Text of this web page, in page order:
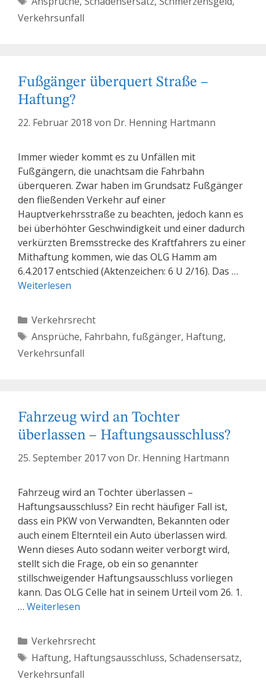
Verkehrsunfall
Fußgänger überquert Straße –
Haftung?
22. Februar 2018 von Dr. Henning Hartmann
Immer wieder kommt es zu Unfällen mit
Fußgängern, die unachtsam die Fahrbahn
überqueren. Zwar haben im Grundsatz Fußgänger
den fließenden Verkehr auf einer
Hauptverkehrsstraße zu beachten, jedoch kann es
bei überhöhter Geschwindigkeit und einer dadurch
verkürzten Bremsstrecke des Kraftfahrers zu einer
Mithaftung kommen, wie das OLG Hamm am
6.4.2017 entschied (Aktenzeichen: 6 U 2/16). Das …
Weiterlesen
Kategorien
Verkehrsrecht
Schlagwörter
Ansprüche, Fahrbahn, fußgänger, Haftung,
Verkehrsunfall
Fahrzeug wird an Tochter
überlassen – Haftungsausschluss?
25. September 2017von Dr. Henning Hartmann
Fahrzeug wird an Tochter überlassen –
Haftungsausschluss? Ein recht häufiger Fall ist,
dass ein PKW von Verwandten, Bekannten oder
auch einem Elternteil ein Auto überlassen wird.
Wenn dieses Auto sodann weiter verborgt wird,
stellt sich die Frage, ob ein so genannter
stillschweigender Haftungsausschluss vorliegen
kann. Das OLG Celle hat in seinem Urteil vom 26. 1.
… Weiterlesen
Kategorien
Verkehrsrecht
Schlagwörter
Haftung, Haftungsausschluss, Schadensersatz,
Verkehrsunfall